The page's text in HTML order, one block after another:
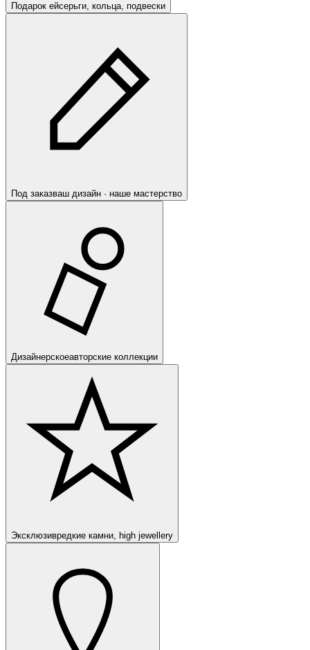
Подарок ейсерьги, кольца, подвески
Под заказваш дизайн · наше мастерство
Дизайнерскоеавторские коллекции
Эксклюзивредкие камни, high jewellery